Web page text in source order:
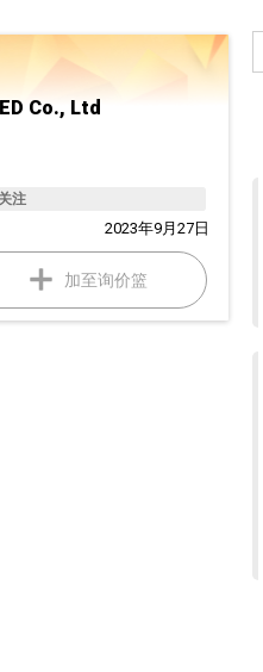
Co., Ltd
关注
2023年9月27日
加至询价篮